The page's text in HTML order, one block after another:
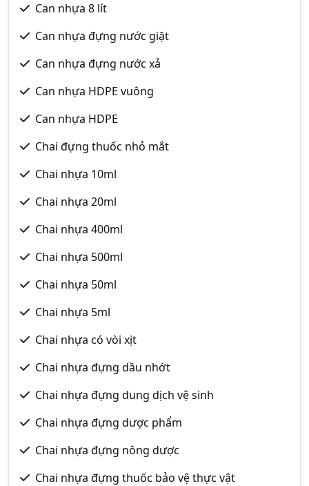
Can nhựa 8 lít
Can nhựa đựng nước giặt
Can nhựa đựng nước xả
Can nhựa HDPE vuông
Can nhựa HDPE
Chai đựng thuốc nhỏ mắt
Chai nhựa 10ml
Chai nhựa 20ml
Chai nhựa 400ml
Chai nhựa 500ml
Chai nhựa 50ml
Chai nhựa 5ml
Chai nhựa có vòi xịt
Chai nhựa đựng dầu nhớt
Chai nhựa đựng dung dịch vệ sinh
Chai nhựa đựng dược phẩm
Chai nhựa đựng nông dược
Chai nhựa đựng thuốc bảo vệ thực vật